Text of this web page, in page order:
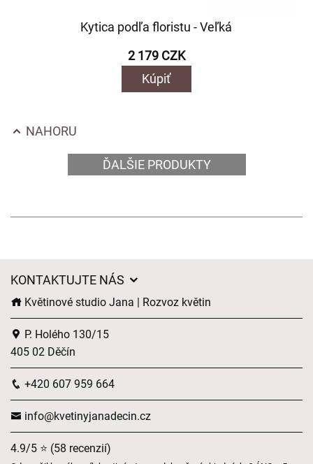
Kytica podľa floristu - Veľká
2 179 CZK
Kúpiť
NAHORU
ĎALŠIE PRODUKTY
KONTAKTUJTE NÁS
Květinové studio Jana | Rozvoz květin
P. Holého 130/15
405 02 Děčín
+420 607 959 664
info@kvetinyjanadecin.cz
4.9/5 ⭐ (58 recenzií)